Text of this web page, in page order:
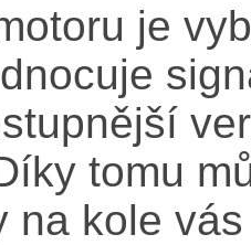
je
tomu
na kole